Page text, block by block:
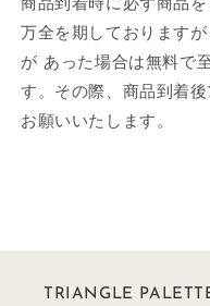
商品到着時に必ず商品
万全を期しております
が あった場合は無料で
す。その際、商品到着
お願いいたします。
TRIANGLE